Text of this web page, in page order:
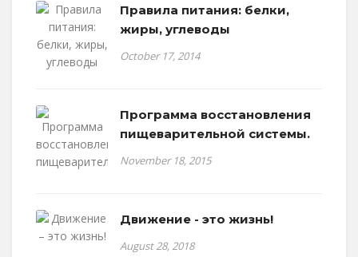
Правила питания: белки,
жиры, углеводы
October 17, 2014
Программа восстановления
пищеварительной системы.
November 18, 2015
Движение - это жизнь!
August 28, 2018